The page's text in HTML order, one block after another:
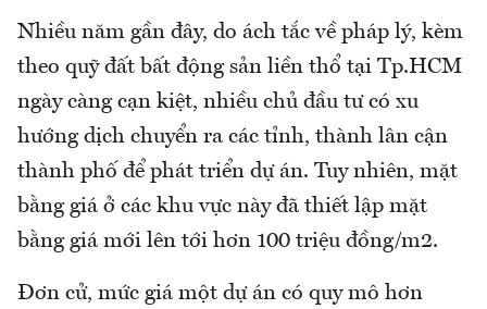
Nhiều năm gần đây, do ách tắc về pháp lý, kèm
theo quỹ đất bất động sản liền thổ tại Tp.HCM
ngày càng cạn kiệt, nhiều chủ đầu tư có xu
hướng dịch chuyển ra các tỉnh, thành lân cận
thành phố để phát triển dự án. Tuy nhiên, mặt
bằng giá ở các khu vực này đã thiết lập mặt
bằng giá mới lên tới hơn 100 triệu đồng/m2.
Đơn cử, mức giá một dự án có quy mô hơn